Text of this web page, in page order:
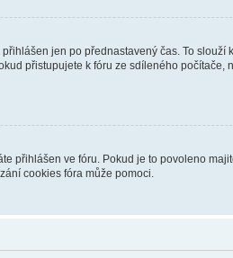
jen po přednastavený čas. To
přistupujete k fóru ze sdíleného
přihlášen ve fóru. Pokud je to povoleno
cookies fóra může pomoci.